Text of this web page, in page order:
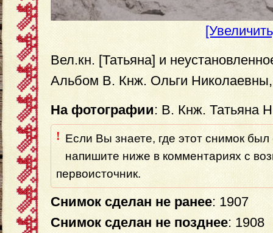
Вел.кн. [Татьяна] и
Альбом В. Кнж. Ольги
На фотографии: В. Кнж. Татьяна
! Если Вы знаете, где этот снимок был
напишите ниже в комментариях с
первоисточник.
Снимок сделан не ранее: 1907
Снимок сделан не позднее: 1908